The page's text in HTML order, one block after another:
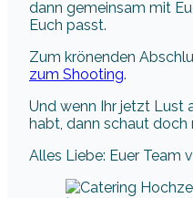
dann gemeinsam mit
Euch passt.
Zum krönenden
zum Shooting.
Und wenn Ihr jetzt Lust
habt, dann schaut doch
Alles Liebe: Euer Team